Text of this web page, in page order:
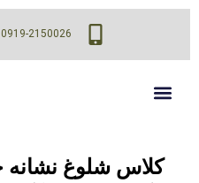
0919-2150026
کلاس شلوغ نشانه